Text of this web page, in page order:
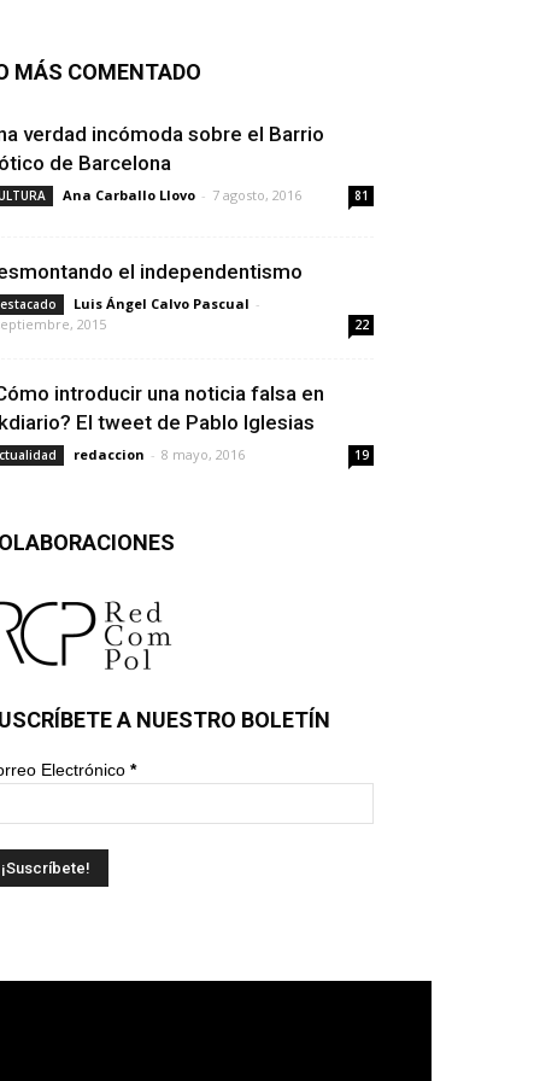
MÁS COMENTADO
verdad incómoda sobre el Barrio
de Barcelona
Ana Carballo Llovo - 7 agosto, 2016 81
el independentismo
Luis Ángel Calvo Pascual -
2015
22
introducir una noticia falsa en
El tweet de Pablo Iglesias
redaccion - 8 mayo, 2016 19
A NUESTRO BOLETÍN
Electrónico *